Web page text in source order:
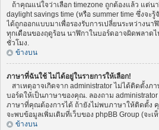
ถ้าคุณแน่ใจว่าเลือก timezone ถูกต้องแล้ว แต่นา
daylight savings time (หรือ summer time ซึ่งจะ
ได้ถูกออกแบบมาเพื่อรองรับการเปลี่ยนระหว่างน
ทุกเดือนของฤดูร้อน นาฬิกาในบอร์ดอาจผิดพลา
ชั่วโมง.
ข้างบน
ภาษาที่ฉันใช้ ไม่ได้อยู่ในรายการให้เลือก!
สาเหตุอาจเกิดจาก administrator ไม่ได้ติดตั้ง
บอร์ดให้เป็นภาษาของคุณ. ลองถาม
ภาษาที่คุณต้องการได้ ถ้ายังไม่พบภาษาให้ติดตั้ง
จะพบข้อมูลเพิ่มเติมที่เว็บของ phpBB Group (จะ
ข้างบน